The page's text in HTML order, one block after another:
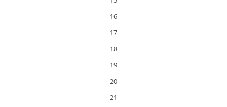
16
17
18
19
20
21